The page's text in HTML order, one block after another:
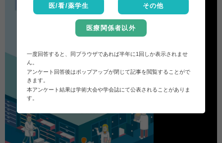
医/看/薬学生 その他
医療関係者以外
一度回答すると、同ブラウザであれば半年に1回しか表示されませ
ん。
アンケート回答後はポップアップが閉じて記事を閲覧することがで
きます。
本アンケート結果は学術大会や学会誌にて公表されることがありま
す。